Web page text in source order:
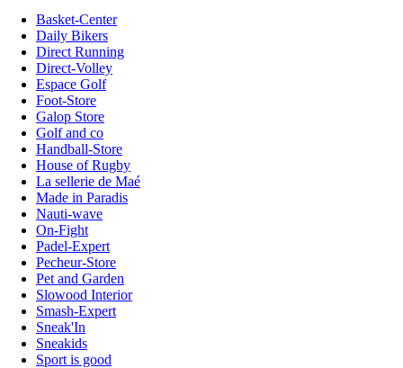
Basket-Center
Daily Bikers
Direct Running
Direct-Volley
Espace Golf
Foot-Store
Galop Store
Golf and co
Handball-Store
House of Rugby
La sellerie de Maé
Made in Paradis
Nauti-wave
On-Fight
Padel-Expert
Pecheur-Store
Pet and Garden
Slowood Interior
Smash-Expert
Sneak'In
Sneakids
Sport is good